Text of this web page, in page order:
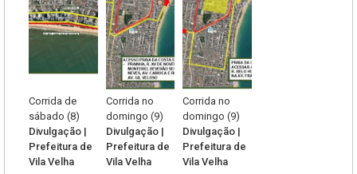
Corrida de
sábado (8)
Divulgação |
Prefeitura de
Vila Velha
Corrida no
domingo (9)
Divulgação |
Prefeitura de
Vila Velha
Corrida no
domingo (9)
Divulgação |
Prefeitura de
Vila Velha